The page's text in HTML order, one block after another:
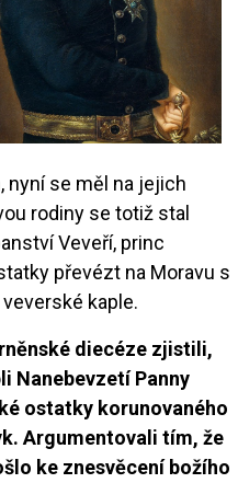
nyní se měl na jejich
rodiny se totiž stal
Veveří, princ
převézt na Moravu s
kaple.
diecéze zjistili,
Nanebevzetí Panny
ostatky korunovaného
Argumentovali tím, že
ke znesvěcení božího